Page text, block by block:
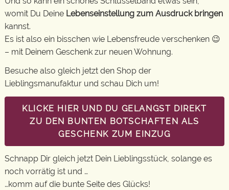
womit Du Deine Lebenseinstellung zum Ausdruck bringen
kannst.
Es ist also ein bisschen wie Lebensfreude verschenken 😉
– mit Deinem Geschenk zur neuen Wohnung.
Besuche also gleich jetzt den Shop der
Lieblingsmanufaktur und schau Dich um!
KLICKE HIER UND DU GELANGST DIREKT
ZU DEN BUNTEN BOTSCHAFTEN ALS
GESCHENK ZUM EINZUG
Schnapp Dir gleich jetzt Dein Lieblingsstück, solange es
noch vorrätig ist und …
…komm auf die bunte Seite des Glücks!